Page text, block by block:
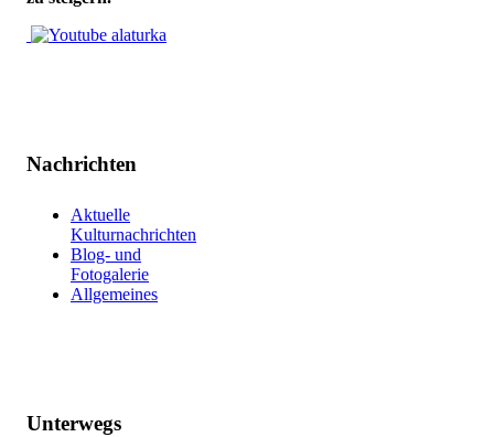
Nachrichten
Aktuelle
Kulturnachrichten
Blog- und
Fotogalerie
Allgemeines
Unterwegs